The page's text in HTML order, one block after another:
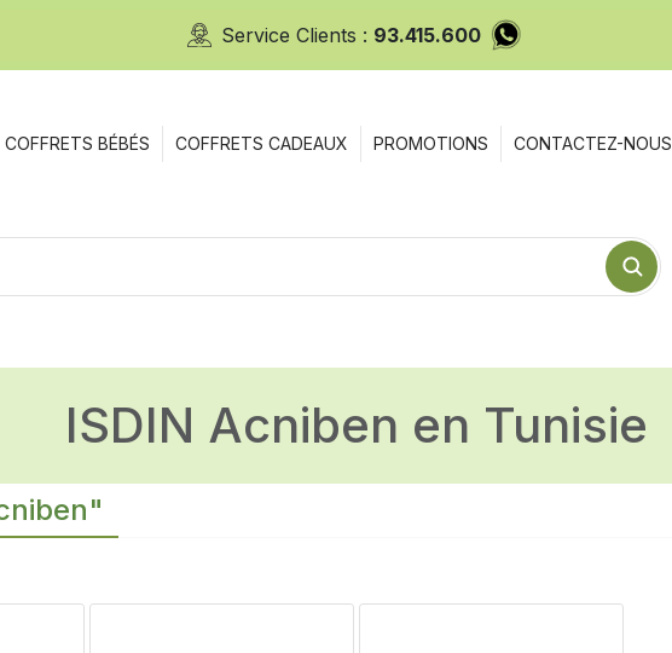
Service Clients : 93.415.600
COFFRETS BÉBÉS COFFRETS CADEAUX PROMOTIONS CONTACTEZ-NOUS
ISDIN Acniben en Tunisie